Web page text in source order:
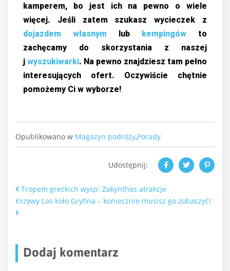
kamperem, bo jest ich na pewno o wiele
więcej. Jeśli zatem szukasz wycieczek z
dojazdem własnym lub kempingów to
zachęcamy do skorzystania z naszej
j wyszukiwarki. Na pewno znajdziesz tam pełno
interesujących ofert. Oczywiście chętnie
pomożemy Ci w wyborze!
Opublikowano w Magazyn podróży,Porady
Udostępnij:
Nawigacja po artykułach
Tropem greckich wysp: Zakynthos atrakcje
Krzywy Las koło Gryfina – koniecznie musisz go zobaczyć!
Dodaj komentarz